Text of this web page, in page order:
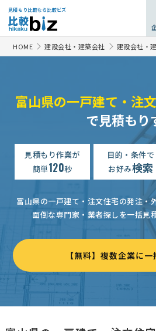
見積もり比較なら比較ビズ
HOME 建設会社・建築会社 建設会社・
富山県の一戸建て・注
で見積もり
見積もり作業が
簡単120秒
目的・条件で
お好み検索
富山県の一戸建て・注文住宅の発注・
面倒な専門家・業者探しを一括見
【無料】複数企業に